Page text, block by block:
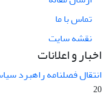
تماس با ما
نقشه سایت
اخبار و اعلانات
انتقال فصلنامه راهبرد
20